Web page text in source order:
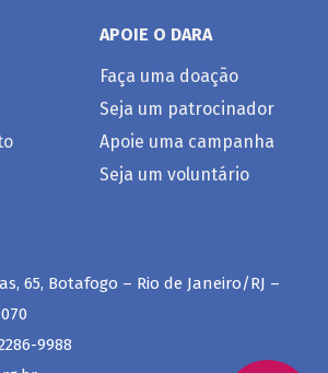
APOIE O DARA
Faça uma doação
Seja um patrocinador
Apoie uma campanha
Seja um voluntário
65, Botafogo – Rio de Janeiro/RJ –
9988